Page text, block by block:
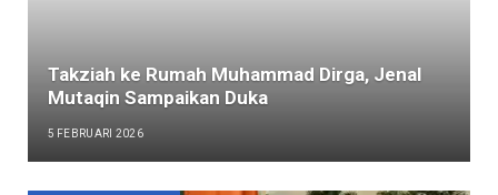
Takziah ke Rumah Muhammad Dirga, Jenal
Mutaqin Sampaikan Duka
5 FEBRUARI 2026